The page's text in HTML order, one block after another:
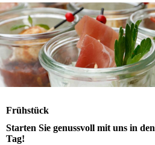
Frühstück
Starten Sie genussvoll mit uns in den
Tag!